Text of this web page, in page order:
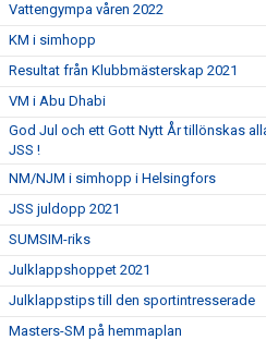
Vattengympa våren 2022
KM i simhopp
Resultat från Klubbmästerskap 2021
VM i Abu Dhabi
God Jul och ett Gott Nytt År tillönskas
JSS !
NM/NJM i simhopp i Helsingfors
JSS juldopp 2021
SUMSIM-riks
Julklappshoppet 2021
Julklappstips till den sportintresserade
Masters-SM på hemmaplan